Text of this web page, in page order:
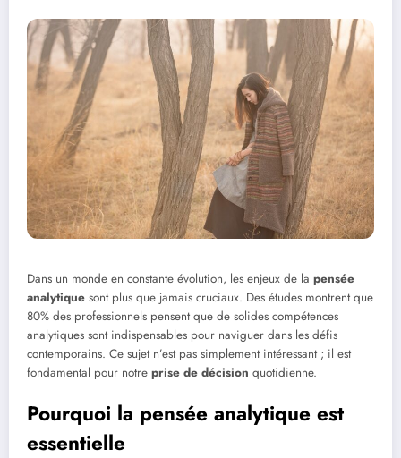
Dans un monde en constante évolution, les enjeux de la pensée
analytique sont plus que jamais cruciaux. Des études montrent que
80% des professionnels pensent que de solides compétences
analytiques sont indispensables pour naviguer dans les défis
contemporains. Ce sujet n’est pas simplement intéressant ; il est
fondamental pour notre prise de décision quotidienne.
Pourquoi la pensée analytique est
essentielle